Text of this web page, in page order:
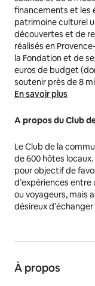
financements et les
patrimoine culturel
découvertes et de
réalisés en
la Fondation et de
euros de budget
soutenir près de 8
En savoir plus
A propos du Club
Le Club de la
de 600 hôtes locaux.
pour objectif de
d’expériences entre
ou voyageurs, mais
désireux
À propos